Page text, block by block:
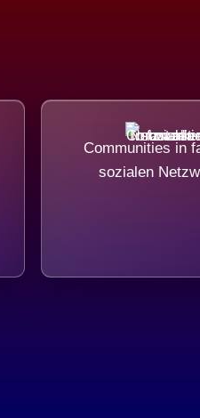
Communities in
sozialen